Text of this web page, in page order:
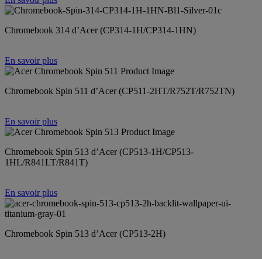
Chromebook 314 d’Acer (CP314-1H/CP314-1HN)
En savoir plus
Chromebook Spin 511 d’Acer (CP511-2HT/R752T/R752TN)
En savoir plus
Chromebook Spin 513 d’Acer (CP513-1H/CP513-
1HL/R841LT/R841T)
En savoir plus
Chromebook Spin 513 d’Acer (CP513-2H)